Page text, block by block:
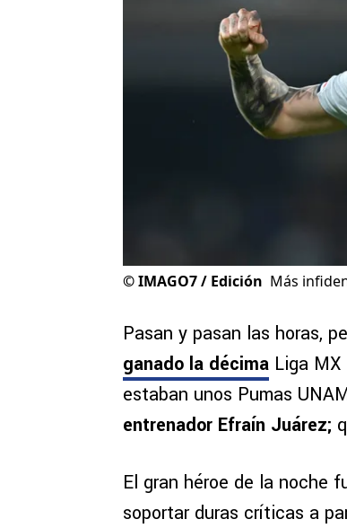
©IMAGO7 / Edición Más
Pasan y pasan las horas,
ganado la décima Liga
estaban unos Pumas
entrenador Efraín Juárez;
El gran héroe de la noche
soportar duras críticas a